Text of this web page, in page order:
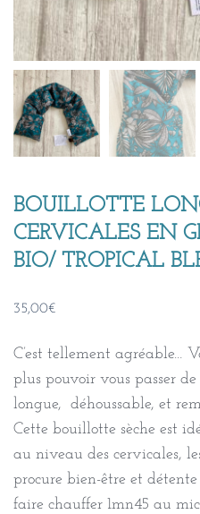
BOUILLOTTE
CERVICALES EN
BIO/ TROPICAL
35,00€
C’est tellement agréable…
plus pouvoir vous passer
longue, déhoussable, et
Cette bouillotte sèche est
au niveau des cervicales,
procure bien-être et
faire chauffer 1mn45 au